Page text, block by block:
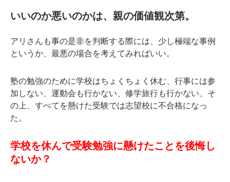
いいのか悪いのかは、親の価値観次第。
アリさんも事の是非を判断する際には、少し極端な事例
というか、最悪の場合を考えてみればいい。
塾の勉強のために学校はちょくちょく休む、行事には参
加しない、運動会も行かない、修学旅行も行かない、そ
の上、すべてを懸けた受験では志望校に不合格になっ
た。
学校を休んで受験勉強に懸けたことを後悔し
ないか？